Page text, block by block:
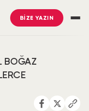
BİZE YAZIN
BOĞAZ